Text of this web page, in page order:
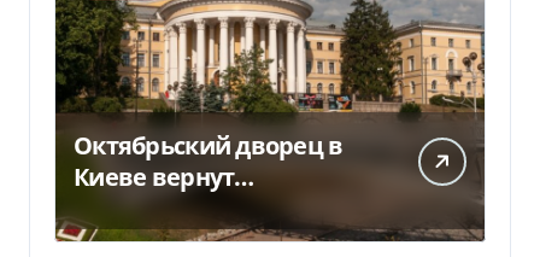
Октябрьский дворец в
Киеве вернут
государству — решение
суда — Delo.ua